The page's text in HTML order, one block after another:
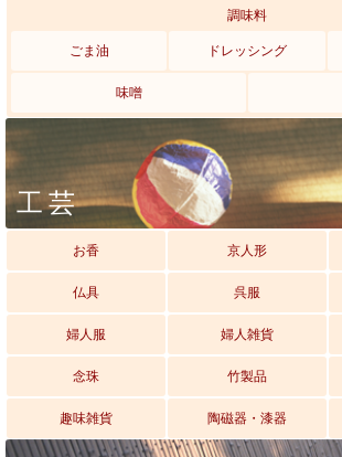
調味料
ごま油 ドレッシング
味噌
工芸
お香 京人形
仏具 呉服
婦人服 婦人雑貨
念珠 竹製品
趣味雑貨 陶磁器・漆器